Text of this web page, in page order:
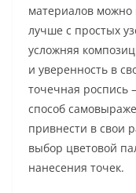
материалов можно
лучше с простых
усложняя
и уверенность в
точечная роспись
способ
привнести в свои
выбор цветовой
нанесения точек.